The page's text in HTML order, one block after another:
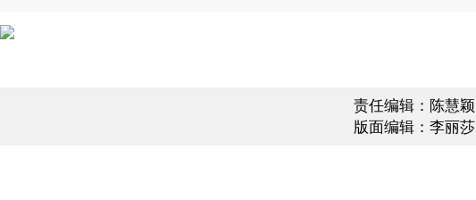
责任编辑：陈慧颖
版面编辑：李丽莎